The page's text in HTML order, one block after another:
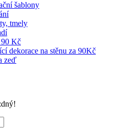
šablony
tmely
90 Kč
dekorace na stěnu za 90Kč
zeď